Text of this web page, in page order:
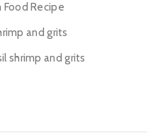
Food Recipe
and grits
shrimp and grits